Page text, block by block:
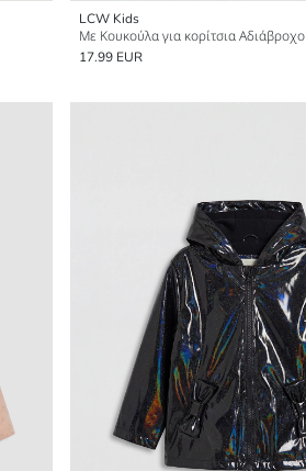
LCW Kids
Με Κουκούλα για κορίτσια Αδιάβροχο
17.99 EUR